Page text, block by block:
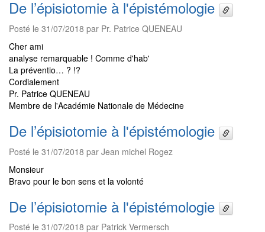
De l’épisiotomie à l'épistémologie
Posté le 31/07/2018 par Pr. Patrice QUENEAU
Cher ami
analyse remarquable ! Comme d'hab'
La préventio… ? !?
Cordialement
Pr. Patrice QUENEAU
Membre de l'Académie Nationale de Médecine
De l’épisiotomie à l'épistémologie
Posté le 31/07/2018 par Jean michel Rogez
Monsieur
Bravo pour le bon sens et la volonté
De l’épisiotomie à l'épistémologie
Posté le 31/07/2018 par Patrick Vermersch